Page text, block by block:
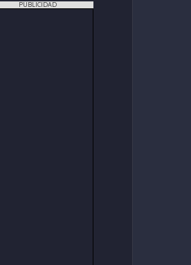
PUBLICIDAD